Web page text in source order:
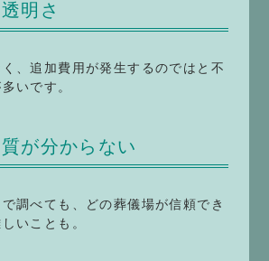
明さ
、追加費用が発生するのではと不
いです。
が分からない
調べても、どの葬儀場が信頼でき
いことも。